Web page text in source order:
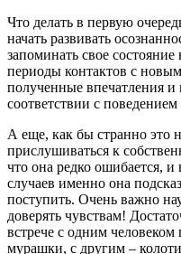
Что делать в первую
начать развивать
запоминать свое
периоды контактов с
полученные впечатления
соответствии с поведением
А еще, как бы странно это
прислушиваться к
что она редко ошибается,
случаев именно она
поступить. Очень важно
доверять чувствам!
встрече с одним человеком
мурашки, с другим –